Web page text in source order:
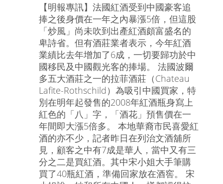
【明報專訊】法國紅酒受到中國豪客追
捧之後身價在一年之內暴漲5倍，但這股
「炒風」尚未吹到出產紅酒頗富盛名的
卑詩省。但有酒莊業者表示，今年紅酒
業績比去年增加了6成，一切要歸功於中
國移民及中國觀光客的捧場。 法國波爾
多五大酒莊之一的拉菲酒莊（Chateau
Lafite-Rothschild）為吸引中國買家，特
別在明年起發售的2008年紅酒瓶身寫上
紅色的「八」字，「酒花」預售價在一
年間即大漲5倍多。 本地華裔市民喜愛紅
酒的亦不少，記者昨日在列治文酒舖所
見，顧客之中有7成是華人，當中又有三
分之二是買紅酒。其中宋小姐大手筆購
買了40瓶紅酒，準備回家放在酒窖。 宋